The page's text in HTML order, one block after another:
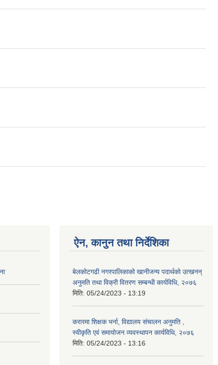
ऐन, कानुन तथा निर्देशिका
बेलकोटगढी नगरपालिकाको खानीजन्य पदार्थको उत्खनन्
अनुमति तथा विक्री वितरण सम्बन्धी कार्यविधि, २०७६
मिति: 05/24/2023 - 13:19
करारमा शिक्षक भर्ना, विद्यालय संचालन अनुमति ,
स्वीकृति एवं समायोजन व्यवस्थापन कार्यविधि, २०७६
मिति: 05/24/2023 - 13:16